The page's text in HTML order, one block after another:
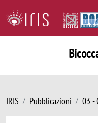
IRIS Pubblicazioni 03 -